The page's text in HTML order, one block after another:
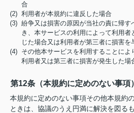
合
(2) 利用者が本規約に違反した場合
(3) 紛争又は損害の原因が当社の責に帰す
き、本サービスの利用によって利用
じた場合又は利用者が第三者に損害を
(4) その他本サービスを利用することによ
利用者又は第三者に損害が発生した場
第12条（本規約に定めのない事項）
本規約に定めのない事項その他本規約
ときは、協議のうえ円満に解決を図る